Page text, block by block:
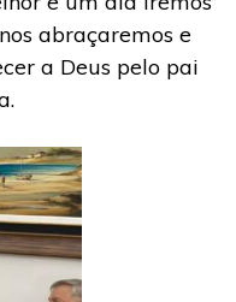
abraçaremos e
a Deus pelo pai